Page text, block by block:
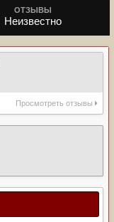
ОТЗЫВЫ
Неизвестно
Просмотреть отзывы